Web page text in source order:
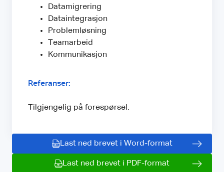
Datamigrering
Dataintegrasjon
Problemløsning
Teamarbeid
Kommunikasjon
Referanser:
Tilgjengelig på forespørsel.
Last ned brevet i Word-format
Last ned brevet i PDF-format